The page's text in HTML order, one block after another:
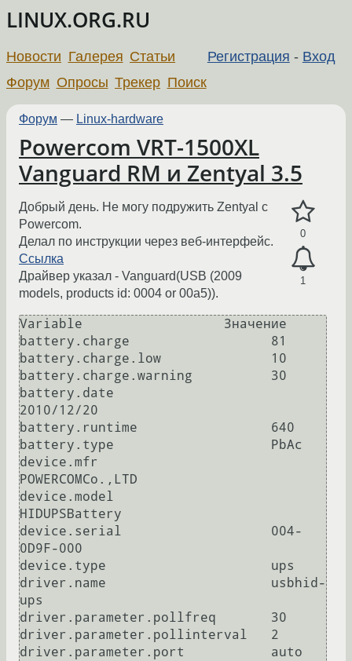
LINUX.ORG.RU
Регистрация - Вход
Новости Галерея Статьи
Форум Опросы Трекер Поиск
Форум — Linux-hardware
Powercom VRT-1500XL
Vanguard RM и Zentyal 3.5
0
1
Добрый день. Не могу подружить Zentyal с
Powercom.
Делал по инструкции через веб-интерфейс.
Ссылка
Драйвер указал - Vanguard(USB (2009
models, products id: 0004 or 00a5)).
Variable 	          Значение
battery.charge 	                81
battery.charge.low 	        10
battery.charge.warning 	        30
battery.date
2010/12/20
battery.runtime 	        640
battery.type 	                PbAc
device.mfr
POWERCOMCo.,LTD
device.model
HIDUPSBattery
device.serial 	                004-
0D9F-000
device.type 	                ups
driver.name 	                usbhid-
ups
driver.parameter.pollfreq 	30
driver.parameter.pollinterval 	2
driver.parameter.port 	        auto